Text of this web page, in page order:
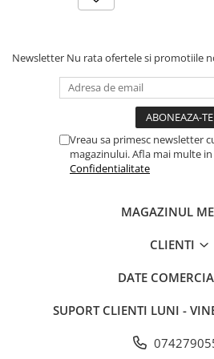
Newsletter Nu rata ofertele si promotiile
Vreau sa primesc newsletter
magazinului. Afla mai multe in
Confidentialitate
MAGAZINUL
CLIENTI
DATE
SUPORT CLIENTI LUNI -